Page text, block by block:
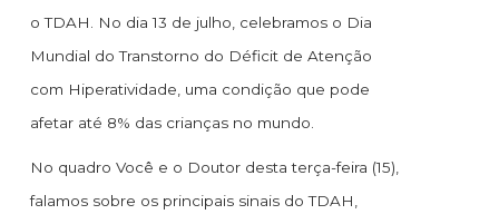
o TDAH. No dia 13 de julho, celebramos o Dia
Mundial do Transtorno do Déficit de Atenção
com Hiperatividade, uma condição que pode
afetar até 8% das crianças no mundo.
No quadro Você e o Doutor desta terça-feira (15),
falamos sobre os principais sinais do TDAH,